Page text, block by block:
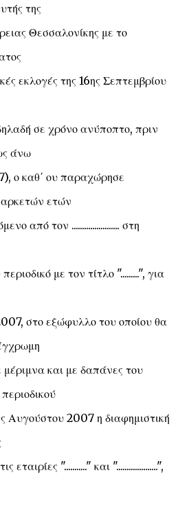
της
Θεσσαλονίκης με το
εκλογές της 16ης Σεπτεμβρίου
σε χρόνο ανύποπτο, πριν
άνω
ο καθ΄ ου παραχώρησε
ετών
από τον ....................... στη
με τον τίτλο ".........", για
στο εξώφυλλο του οποίου θα
και με δαπάνες του
Αυγούστου 2007 η διαφημιστική
"..........." και "....................",